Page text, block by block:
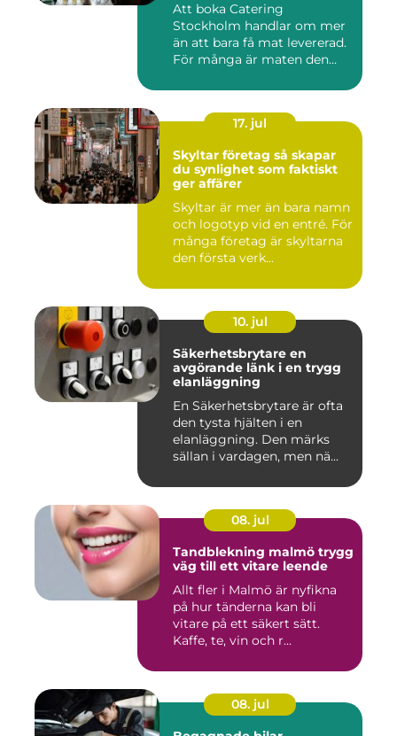
Att boka Catering
Stockholm handlar om mer
än att bara få mat levererad.
För många är maten den
17. jul
Skyltar företag så skapar
du synlighet som faktiskt
ger affärer
Skyltar är mer än bara namn
och logotyp vid en entré. För
många företag är skyltarna
den första verk...
10. jul
Säkerhetsbrytare en
avgörande länk i en trygg
elanläggning
En Säkerhetsbrytare är ofta
den tysta hjälten i en
elanläggning. Den märks
sällan i vardagen, men nä...
08. jul
Tandblekning malmö trygg
väg till ett vitare leende
Allt fler i Malmö är nyfikna
på hur tänderna kan bli
vitare på ett säkert sätt.
Kaffe, te, vin och r...
08. jul